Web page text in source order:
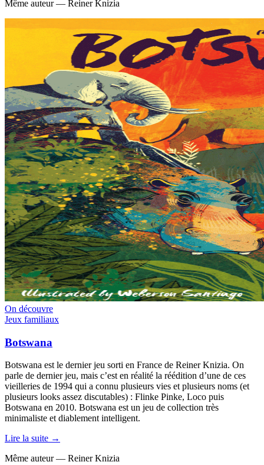
Même auteur — Reiner Knizia
On découvre
Jeux familiaux
Botswana
Botswana est le dernier jeu sorti en France de Reiner Knizia. On
parle de dernier jeu, mais c’est en réalité la réédition d’une de ces
vieilleries de 1994 qui a connu plusieurs vies et plusieurs noms (et
plusieurs looks assez discutables) : Flinke Pinke, Loco puis
Botswana en 2010. Botswana est un jeu de collection très
minimaliste et diablement intelligent.
Lire la suite →
Même auteur — Reiner Knizia